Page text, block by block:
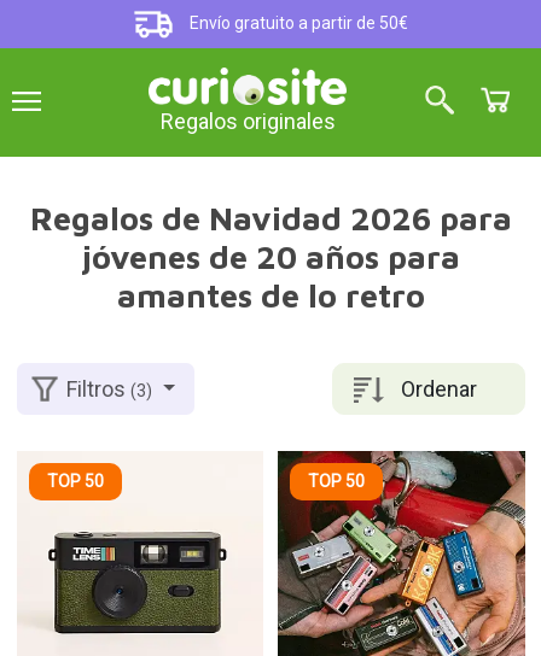
Envío gratuito a partir de 50€
Regalos originales
Regalos de Navidad 2026 para
jóvenes de 20 años para
amantes de lo retro
Ordenar
Filtros(3)
TOP 50 TOP 50